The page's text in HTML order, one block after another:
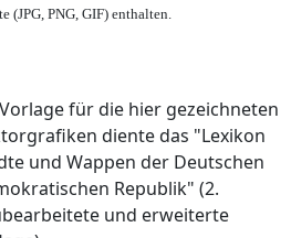
(JPG, PNG, GIF) enthalten.
für die hier gezeichneten
diente das "Lexikon
und Wappen der Deutschen
Republik" (2.
und erweiterte